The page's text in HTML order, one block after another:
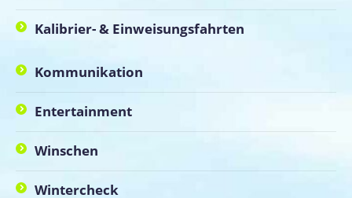
Kalibrier- & Einweisungsfahrten
Kommunikation
Entertainment
Winschen
Wintercheck